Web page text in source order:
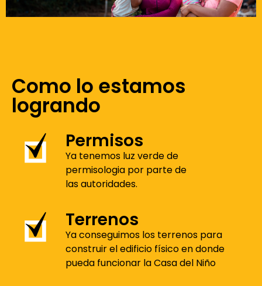
Como lo estamos
logrando
Permisos
Ya tenemos luz verde de
permisologia por parte de
las autoridades.
Terrenos
Ya conseguimos los terrenos para
construir el edificio físico en donde
pueda funcionar la Casa del Niño